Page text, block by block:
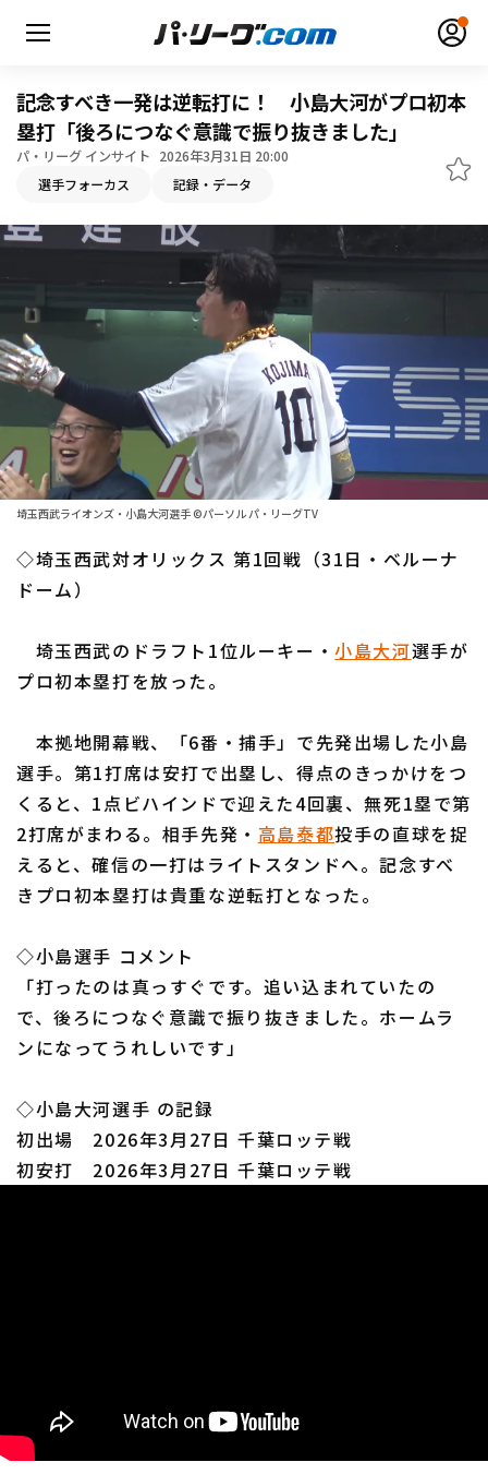
HOME
日程・結果
順位表･成績
1軍公式戦
ファーム東地区
ファーム西地区
選手名鑑
選手名鑑トップ
北海道日本ハムファイターズ
埼玉西武ライオンズ
オリックス・バファローズ
福岡ソフトバンクホークス
ニュース
設定
利用規約
運営会社 （別ウィンドウで開く） よくある質問
記念すべき一発は逆転打に！ 小島大河がプロ初本
塁打「後ろにつなぐ意識で振り抜きました」
パ・リーグ インサイト 2026年3月31日 20:00
選手フォーカス 記録・データ
埼玉西武ライオンズ・小島大河選手 ©パーソル パ・リーグTV
◇埼玉西武対オリックス 第1回戦（31日・ベルーナ
ドーム）
埼玉西武のドラフト1位ルーキー・小島大河選手が
プロ初本塁打を放った。
本拠地開幕戦、「6番・捕手」で先発出場した小島
選手。第1打席は安打で出塁し、得点のきっかけをつ
くると、1点ビハインドで迎えた4回裏、無死1塁で第
2打席がまわる。相手先発・ 高島泰都投手の直球を捉
えると、確信の一打はライトスタンドへ。記念すべ
きプロ初本塁打は貴重な逆転打となった。
◇小島選手 コメント
「打ったのは真っすぐです。追い込まれていたの
で、後ろにつなぐ意識で振り抜きました。ホームラ
ンになってうれしいです」
◇小島大河選手 の記録
初出場 2026年3月27日 千葉ロッテ戦
初安打 2026年3月27日 千葉ロッテ戦